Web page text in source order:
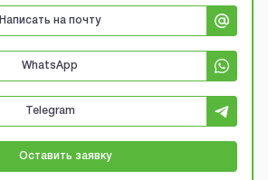
Написать на почту
WhatsApp
Telegram
Оставить заявку